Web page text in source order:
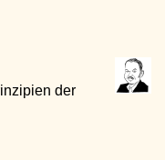
der